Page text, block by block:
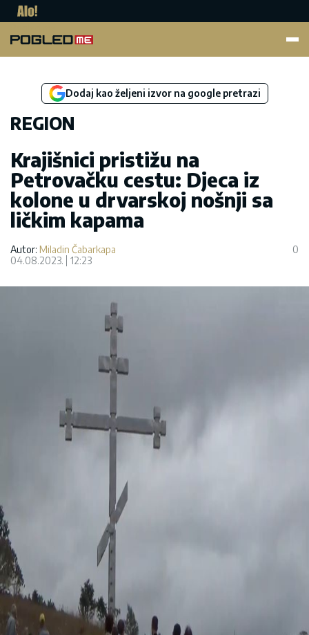
Dodaj kao željeni izvor na google pretrazi
REGION
Krajišnici pristižu na
Petrovačku cestu: Djeca iz
kolone u drvarskoj nošnji sa
ličkim kapama
Autor: Miladin Čabarkapa
04.08.2023.
12:23
0